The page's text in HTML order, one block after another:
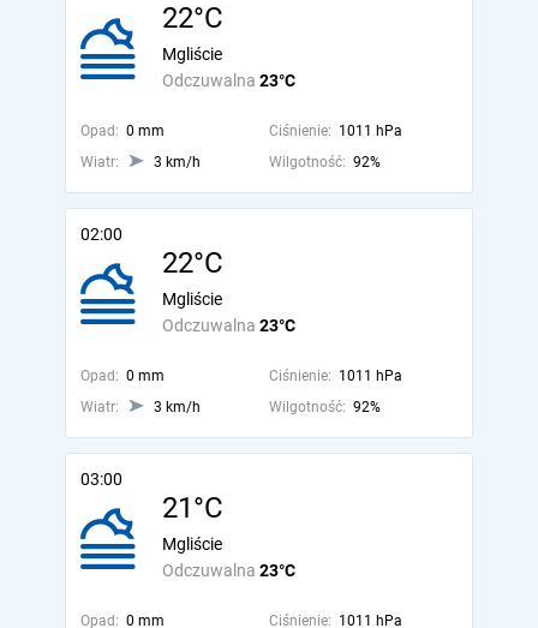
22°C
Odczuwalna 23°C
Mgliście
Opad: 0 mm Ciśnienie: 1011 hPa
Wiatr:
3 km/h Wilgotność: 92%
02:00
22°C
Odczuwalna 23°C
Mgliście
Opad: 0 mm Ciśnienie: 1011 hPa
Wiatr:
3 km/h Wilgotność: 92%
03:00
21°C
Odczuwalna 23°C
Mgliście
Opad: 0 mm Ciśnienie: 1011 hPa